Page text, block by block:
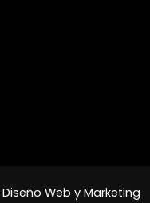
Web y Marketing